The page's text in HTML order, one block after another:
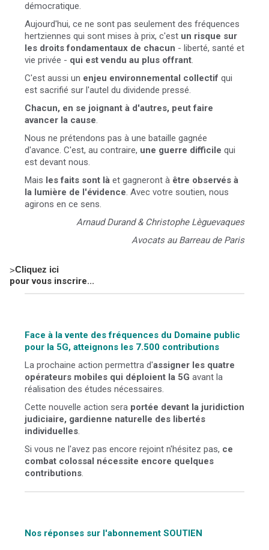
démocratique.
Aujourd'hui, ce ne sont pas seulement des fréquences
hertziennes qui sont mises à prix, c'est un risque sur
les droits fondamentaux de chacun - liberté, santé et
vie privée - qui est vendu au plus offrant.
C'est aussi un enjeu environnemental collectif qui
est sacrifié sur l'autel du dividende pressé.
Chacun, en se joignant à d'autres, peut faire
avancer la cause.
Nous ne prétendons pas à une bataille gagnée
d'avance. C'est, au contraire, une guerre difficile qui
est devant nous.
Mais les faits sont là et gagneront à être observés à
la lumière de l'évidence. Avec votre soutien, nous
agirons en ce sens.
Arnaud Durand & Christophe Lèguevaques
Avocats au Barreau de Paris
>Cliquez ici
pour vous inscrire...
Face à la vente des fréquences du Domaine public
pour la 5G, atteignons les 7.500 contributions
La prochaine action permettra d'assigner les quatre
opérateurs mobiles qui déploient la 5G avant la
réalisation des études nécessaires.
Cette nouvelle action sera portée devant la juridiction
judiciaire, gardienne naturelle des libertés
individuelles.
Si vous ne l'avez pas encore rejoint n'hésitez pas, ce
combat colossal nécessite encore quelques
contributions.
Nos réponses sur l'abonnement SOUTIEN